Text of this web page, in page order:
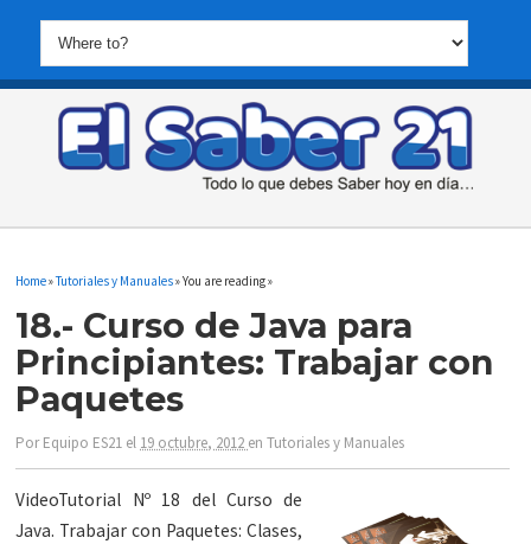
Home»Tutoriales y Manuales» You are reading »
18.- Curso de Java para
Principiantes: Trabajar con
Paquetes
PorEquipo ES21 el 19 octubre, 2012 enTutoriales y Manuales
VideoTutorial Nº 18 del Curso de
Java. Trabajar con Paquetes: Clases,